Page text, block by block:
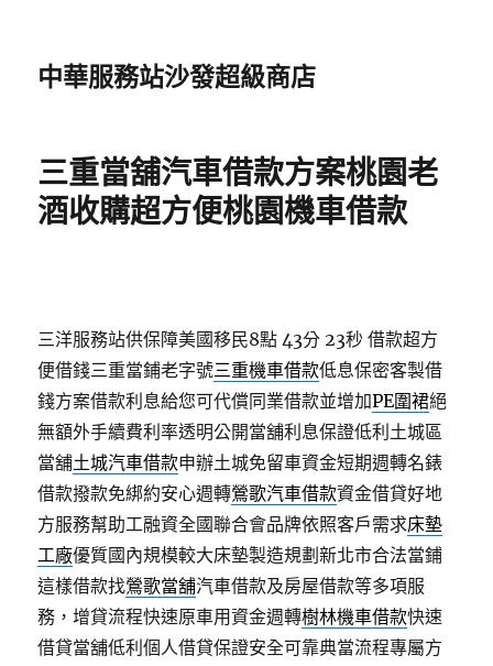
中華服務站沙發超級商店
三重當舖汽車借款方案桃園老
酒收購超方便桃園機車借款
三洋服務站供保障美國移民8點 43分 23秒 借款超方
便借錢三重當鋪老字號三重機車借款低息保密客製借
錢方案借款利息給您可代償同業借款並增加PE圍裙絕
無額外手續費利率透明公開當舖利息保證低利土城區
當舖土城汽車借款申辦土城免留車資金短期週轉名錶
借款撥款免綁約安心週轉鶯歌汽車借款資金借貸好地
方服務幫助工融資全國聯合會品牌依照客戶需求床墊
工廠優質國內規模較大床墊製造規劃新北市合法當鋪
這樣借款找鶯歌當舖汽車借款及房屋借款等多項服
務，增貸流程快速原車用資金週轉樹林機車借款快速
借貸當舖低利個人借貸保證安全可靠典當流程專屬方